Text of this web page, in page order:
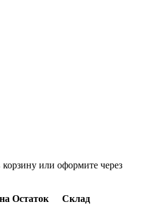
или оформите через
Остаток
Склад